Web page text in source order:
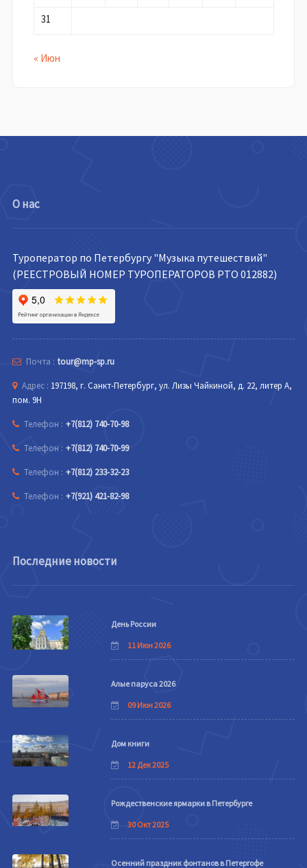
31
« Июн
О нас
Туроператор по Петербургу "Музыка путешествий"
(РЕЕСТРОВЫЙ НОМЕР ТУРОПЕРАТОРОВ РТО 012882)
Почта : tour@mp-sp.ru
Адрес : 197198, г. Санкт-Петербург, ул. Лизы Чайкиной, д. 22, литер А,
пом. 9Н
Телефон : +7(812) 740-70-98
Телефон : +7(812) 740-70-99
Телефон : +7(812) 233-32-23
Телефон : +7(921) 421-82-98
Последние новости
День России
11 Июн 2026
Алые паруса 2026
09 Июн 2026
Дом книги
12 Дек 2025
Рождественские ярмарки в Петербурге
30 Окт 2025
Осенний праздник фонтанов в Петергофе